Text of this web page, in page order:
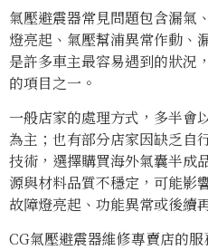
氣壓避震器常見問題包含漏氣
燈亮起、氣壓幫浦異常作動、
是許多車主最容易遇到的狀況
的項目之一。
一般店家的處理方式，多半會
為主；也有部分店家因缺乏自
技術，選擇購買海外氣囊半成
源與材料品質不穩定，可能影
故障燈亮起、功能異常或後續
CG氣壓避震器維修專賣店的